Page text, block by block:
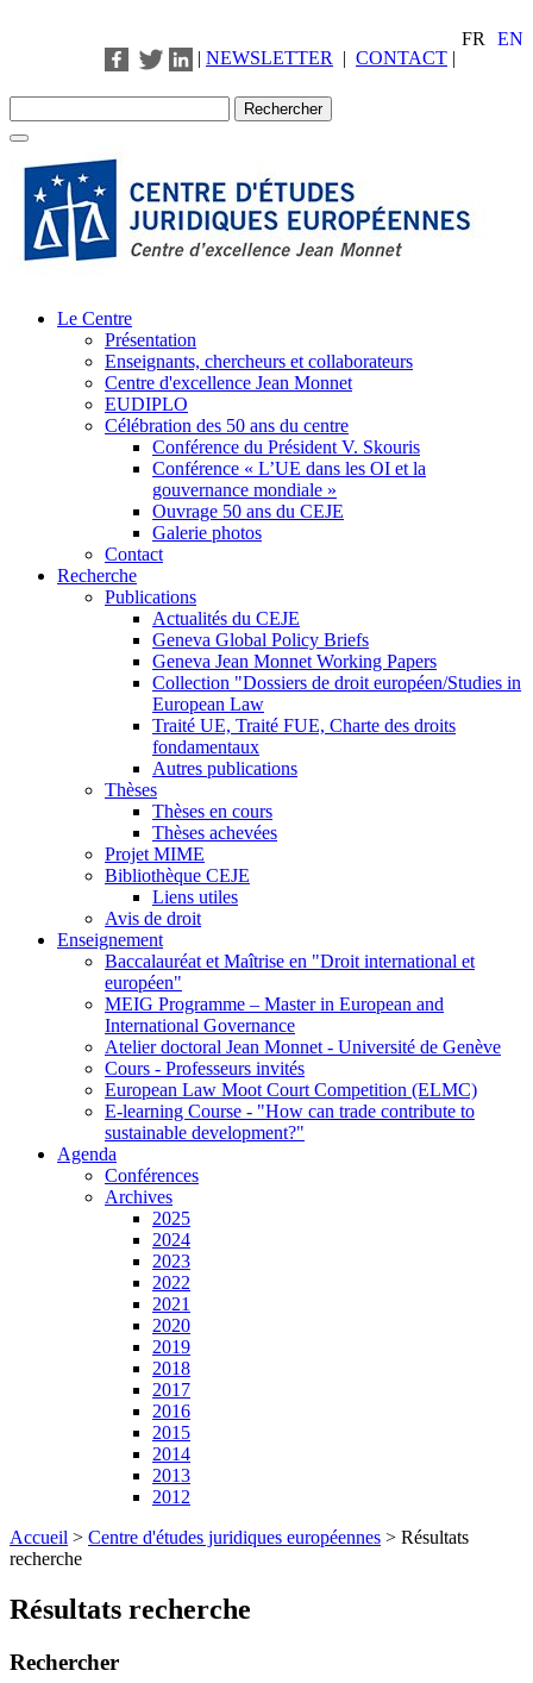
FR
EN
| NEWSLETTER | CONTACT |
Le Centre
Présentation
Enseignants, chercheurs et collaborateurs
Centre d'excellence Jean Monnet
EUDIPLO
Célébration des 50 ans du centre
Conférence du Président V. Skouris
Conférence « L’UE dans les OI et la
gouvernance mondiale »
Ouvrage 50 ans du CEJE
Galerie photos
Contact
Recherche
Publications
Actualités du CEJE
Geneva Global Policy Briefs
Geneva Jean Monnet Working Papers
Collection "Dossiers de droit européen/Studies in
European Law
Traité UE, Traité FUE, Charte des droits
fondamentaux
Autres publications
Thèses
Thèses en cours
Thèses achevées
Projet MIME
Bibliothèque CEJE
Liens utiles
Avis de droit
Enseignement
Baccalauréat et Maîtrise en "Droit international et
européen"
MEIG Programme – Master in European and
International Governance
Atelier doctoral Jean Monnet - Université de Genève
Cours - Professeurs invités
European Law Moot Court Competition (ELMC)
E-learning Course - "How can trade contribute to
sustainable development?"
Agenda
Conférences
Archives
2025
2024
2023
2022
2021
2020
2019
2018
2017
2016
2015
2014
2013
2012
Accueil > Centre d'études juridiques européennes > Résultats
recherche
Résultats recherche
Rechercher